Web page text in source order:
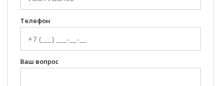
Телефон
Ваш вопрос